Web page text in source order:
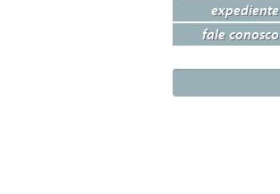
expediente
fale conosco